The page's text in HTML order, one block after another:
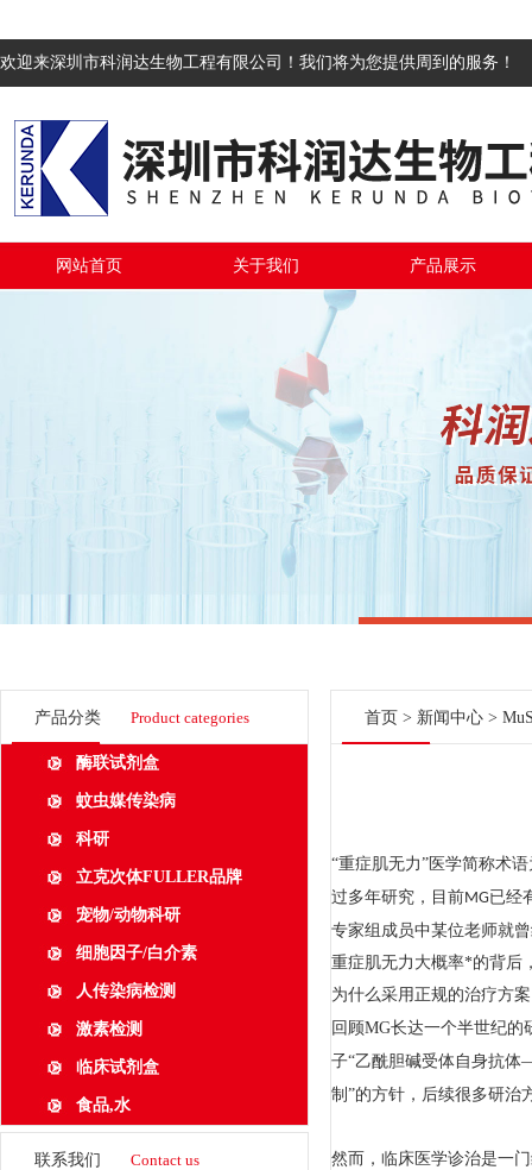
欢迎来深圳市科润达生物工程有限公司！我们将为您提供周到的服务！
网站首页 关于我们 产品展示
产品分类 Product categories
酶联试剂盒
蚊虫媒传染病
科研
立克次体FULLER品牌
宠物/动物科研
细胞因子/白介素
人传染病检测
激素检测
临床试剂盒
食品,水
联系我们 Contact us
首页 > 新闻中心 >
“重症肌无力” 医学简称术语
过多年研究，目前MG已经
专家组成员中某位老师就
重症肌无力大概率*的背后
为什么采用正规的治疗方
回顾MG长达一个半世纪的
子“乙酰胆碱受体自身抗体
制”的方针，后续很多研治
然而，临床医学诊治是一